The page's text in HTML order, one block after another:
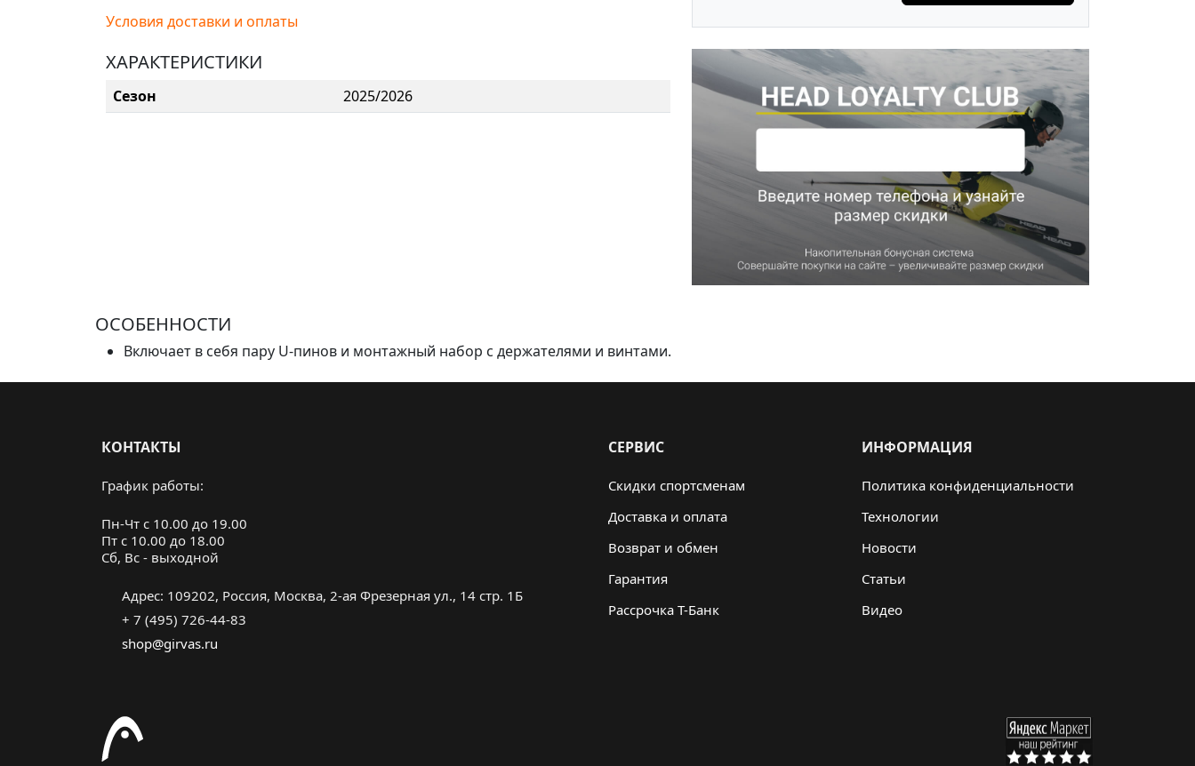
Условия доставки и оплаты
ХАРАКТЕРИСТИКИ
Сезон 2025/2026
ОСОБЕННОСТИ
Включает в себя пару U-пинов и монтажный набор с держателями и винтами.
КОНТАКТЫ
График работы:
Пн-Чт с 10.00 до 19.00
Пт с 10.00 до 18.00
Cб, Вс - выходной
Адрес: 109202, Россия, Москва, 2-ая Фрезерная ул., 14 стр. 1Б
+ 7 (495) 726-44-83
shop@girvas.ru
СЕРВИС
Скидки спортсменам
Доставка и оплата
Возврат и обмен
Гарантия
Рассрочка Т-Банк
ИНФОРМАЦИЯ
Политика конфиденциальности
Технологии
Новости
Статьи
Видео